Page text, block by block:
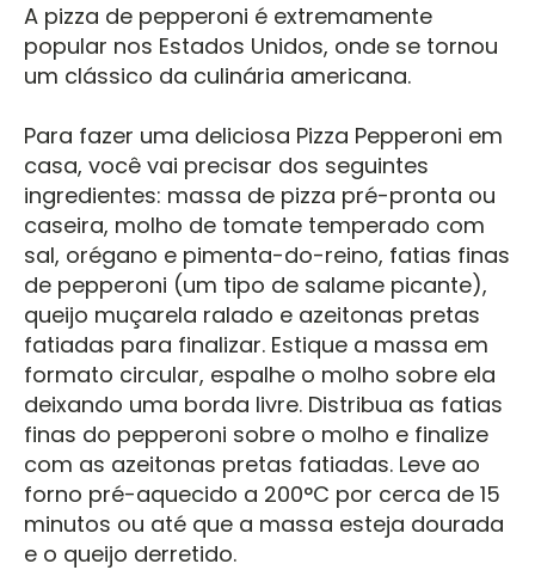
A pizza de pepperoni é extremamente
popular nos Estados Unidos, onde se tornou
um clássico da culinária americana.
Para fazer uma deliciosa Pizza Pepperoni em
casa, você vai precisar dos seguintes
ingredientes: massa de pizza pré-pronta ou
caseira, molho de tomate temperado com
sal, orégano e pimenta-do-reino, fatias finas
de pepperoni (um tipo de salame picante),
queijo muçarela ralado e azeitonas pretas
fatiadas para finalizar. Estique a massa em
formato circular, espalhe o molho sobre ela
deixando uma borda livre. Distribua as fatias
finas do pepperoni sobre o molho e finalize
com as azeitonas pretas fatiadas. Leve ao
forno pré-aquecido a 200°C por cerca de 15
minutos ou até que a massa esteja dourada
e o queijo derretido.